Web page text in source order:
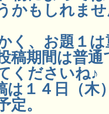
かもしれま
く、お題１
稿期間は普
くださいね♪
は１４日（木
定。